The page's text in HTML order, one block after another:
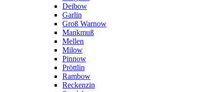
Deibow
Garlin
Groß Warnow
Mankmuß
Mellen
Milow
Pinnow
Pröttlin
Rambow
Reckenzin